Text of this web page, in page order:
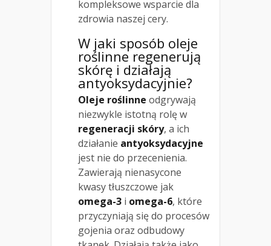
kompleksowe wsparcie dla
zdrowia naszej cery.
W jaki sposób oleje
roślinne regenerują
skórę i działają
antyoksydacyjnie?
Oleje roślinne odgrywają
niezwykle istotną rolę w
regeneracji skóry, a ich
działanie antyoksydacyjne
jest nie do przecenienia.
Zawierają nienasycone
kwasy tłuszczowe jak
omega-3 i omega-6, które
przyczyniają się do procesów
gojenia oraz odbudowy